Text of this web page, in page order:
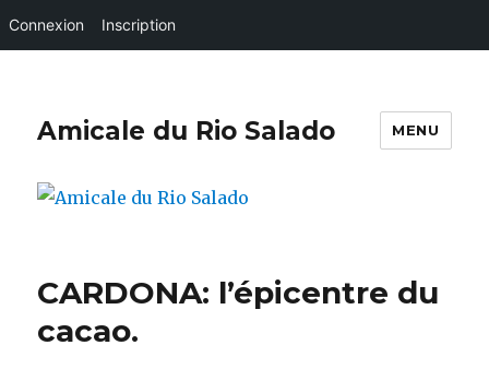
Connexion Inscription
Amicale du Rio Salado MENU
CARDONA: l’épicentre du
cacao.